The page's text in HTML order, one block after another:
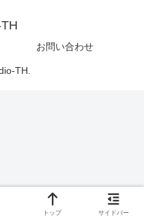
お問い合わせ
TH.
トップ サイドバー